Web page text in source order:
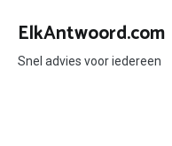
naar
inhoud
ElkAntwoord.com
Snel advies voor iedereen